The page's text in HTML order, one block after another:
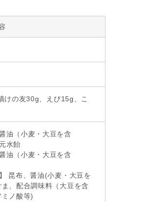
けの友30g、えび15g、こ
油（小麦・大豆を含
水飴
油（小麦・大豆を含
昆布、醤油(小麦・大豆を
、配合調味料（大豆を含
ノ酸等)